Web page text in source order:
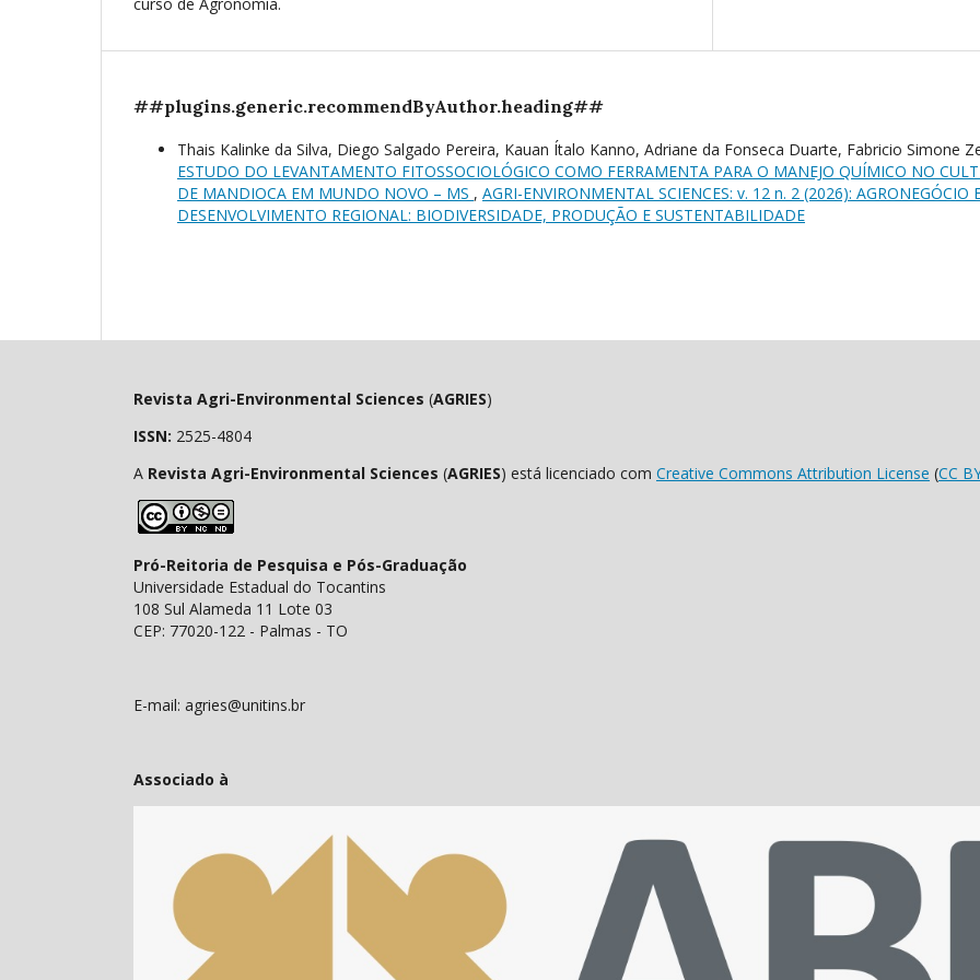
##plugins.generic.recommendByAuthor.heading##
Thais Kalinke da Silva, Diego Salgado Pereira, Kauan Ítalo Kanno, Adriane da Fonseca Duarte, Fabricio Simone
ESTUDO DO LEVANTAMENTO FITOSSOCIOLÓGICO COMO FERRAMENTA PARA O MANEJO QUÍMICO NO
DE MANDIOCA EM MUNDO NOVO – MS , AGRI-ENVIRONMENTAL SCIENCES: v. 12 n. 2 (2026): AGRONEGÓCIO
DESENVOLVIMENTO REGIONAL: BIODIVERSIDADE, PRODUÇÃO E SUSTENTABILIDADE
Revista Agri-Environmental Sciences (AGRIES)
ISSN: 2525-4804
A Revista Agri-Environmental Sciences (AGRIES) está licenciado com Creative Commons Attribution License (CC
Pró-Reitoria de Pesquisa e Pós-Graduação
Universidade Estadual do Tocantins
108 Sul Alameda 11 Lote 03
CEP: 77020-122 - Palmas - TO
E-mail: agries@unitins.br
Associado à